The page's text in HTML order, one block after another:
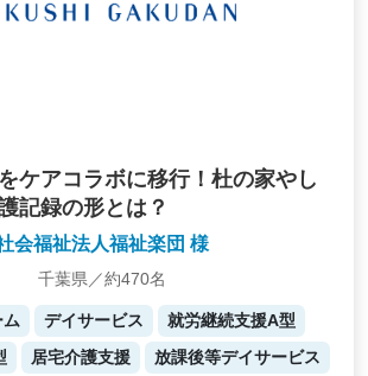
ケアコラボに移行！杜の家やし
記録の形とは？
会福祉法人福祉楽団 様
千葉県／約470名
ム デイサービス
就労継続支援A型
居宅介護支援
放課後等デイサービス